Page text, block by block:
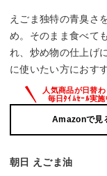
えごま独特の青臭さ
め。そのまま食べて
れ、炒め物の仕上げ
に使いたい方におす
Amazonで見
朝日 えごま油